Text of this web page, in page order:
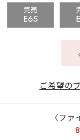
完売
E65
ご希望の
〈フ